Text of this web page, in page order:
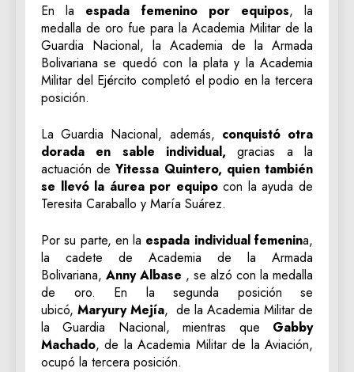
En la espada femenino por equipos, la
medalla de oro fue para la Academia Militar de la
Guardia Nacional, la Academia de la Armada
Bolivariana se quedó con la plata y la Academia
Militar del Ejército completó el podio en la tercera
posición.
La Guardia Nacional, además, conquistó otra
dorada en sable individual, gracias a la
actuación deYitessa Quintero, quien también
se llevó la áurea por equipocon la ayuda de
Teresita Caraballo y María Suárez.
Por su parte, en la espada individual femenina,
la cadete de Academia de la Armada
Bolivariana, Anny Albase , se alzó con la medalla
de oro. En la segunda posición se
ubicó, Maryury Mejía, de la Academia Militar de
la Guardia Nacional, mientras que Gabby
Machado, de la Academia Militar de la Aviación,
ocupó la tercera posición.